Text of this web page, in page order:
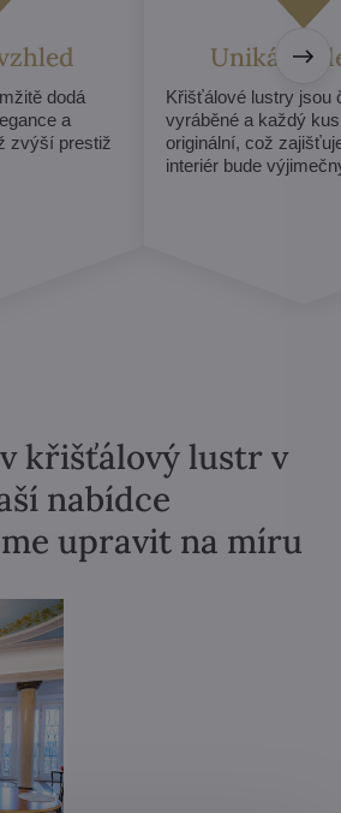
dodá
a
zvýší prestiž
Unikátní
Křišťálové lustry jsou
vyráběné a každý
originální, což
interiér bude
křišťálový lustr v
nabídce
upravit na míru